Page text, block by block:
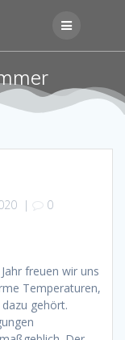
| 0
freuen wir uns
Temperaturen,
gehört.